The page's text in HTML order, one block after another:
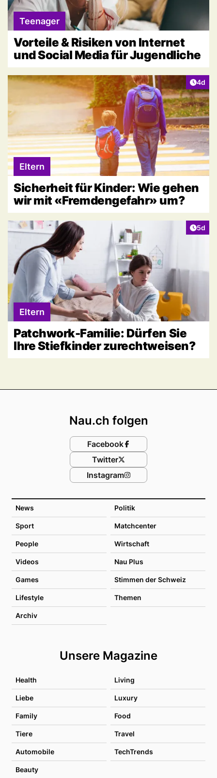
Teenager
Vorteile & Risiken von Internet
und Social Media für Jugendliche
4d
Eltern
Sicherheit für Kinder: Wie gehen
wir mit «Fremdengefahr» um?
5d
Eltern
Patchwork-Familie: Dürfen Sie
Ihre Stiefkinder zurechtweisen?
News Politik
Sport Matchcenter
People Wirtschaft
Videos Nau Plus
Games Stimmen der Schweiz
Lifestyle Themen
Archiv
Unsere Magazine
Health Living
Liebe Luxury
Family Food
Tiere Travel
Automobile TechTrends
Beauty
Nau.ch folgen
Facebook
Twitter
Instagram